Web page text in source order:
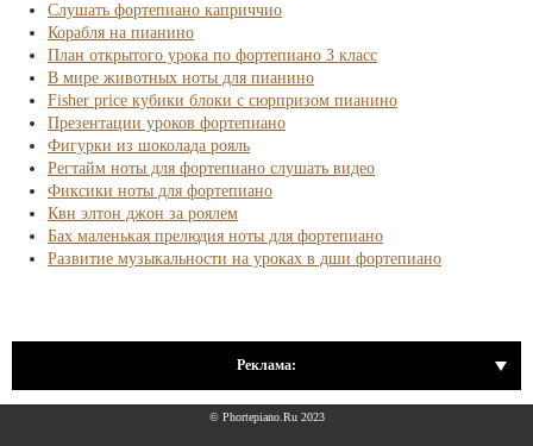
Слушать фортепиано каприччио
Корабля на пианино
План открытого урока по фортепиано 3 класс
В мире животных ноты для пианино
Fisher price кубики блоки с сюрпризом пианино
Презентации уроков фортепиано
Фигурки из шоколада рояль
Регтайм ноты для фортепиано слушать видео
Фиксики ноты для фортепиано
Квн элтон джон за роялем
Бах маленькая прелюдия ноты для фортепиано
Развитие музыкальности на уроках в дши фортепиано
Реклама:
© Phortepiano.Ru 2023